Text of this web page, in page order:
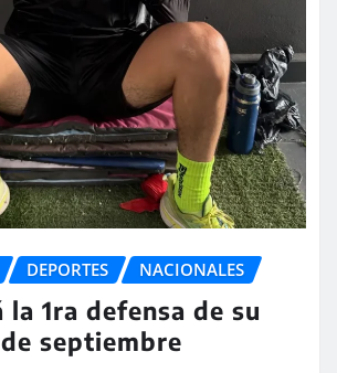
DEPORTES NACIONALES
la 1ra defensa de su
septiembre